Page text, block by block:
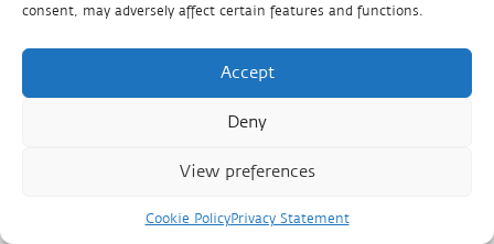
consent, may adversely affect certain features and functions.
Accept
Deny
View preferences
Cookie PolicyPrivacy Statement
SLA heeft eindelijk haar deuren
geopend in Leiden!